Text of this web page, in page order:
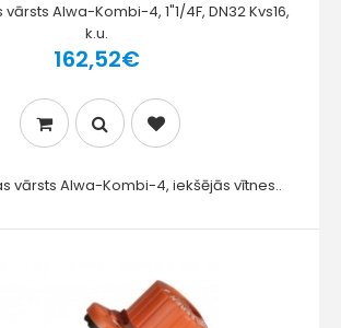
Alwa-Kombi-4, 1"1/4F, DN32 Kvs16,
k.u.
162,52€
vārsts Alwa-Kombi-4, iekšējās vītnes..